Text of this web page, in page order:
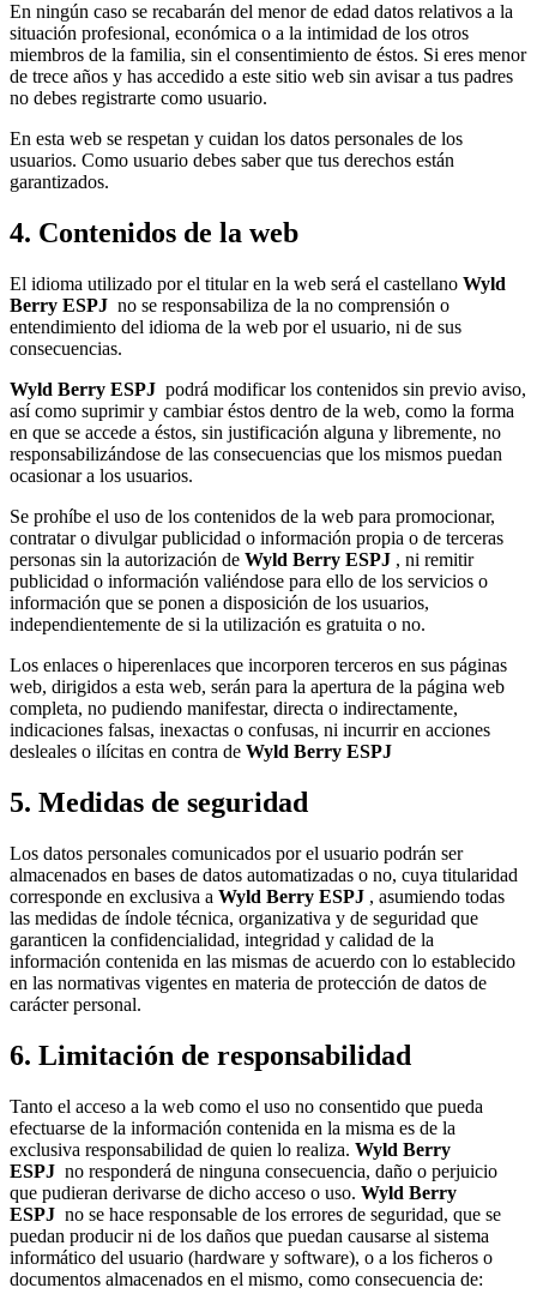
En ningún caso se recabarán del menor de edad datos relativos a la
situación profesional, económica o a la intimidad de los otros
miembros de la familia, sin el consentimiento de éstos. Si eres menor
de trece años y has accedido a este sitio web sin avisar a tus padres
no debes registrarte como usuario.
En esta web se respetan y cuidan los datos personales de los
usuarios. Como usuario debes saber que tus derechos están
garantizados.
4. Contenidos de la web
El idioma utilizado por el titular en la web será el castellano Wyld
Berry ESPJ no se responsabiliza de la no comprensión o
entendimiento del idioma de la web por el usuario, ni de sus
consecuencias.
Wyld Berry ESPJ podrá modificar los contenidos sin previo aviso,
así como suprimir y cambiar éstos dentro de la web, como la forma
en que se accede a éstos, sin justificación alguna y libremente, no
responsabilizándose de las consecuencias que los mismos puedan
ocasionar a los usuarios.
Se prohíbe el uso de los contenidos de la web para promocionar,
contratar o divulgar publicidad o información propia o de terceras
personas sin la autorización de Wyld Berry ESPJ , ni remitir
publicidad o información valiéndose para ello de los servicios o
información que se ponen a disposición de los usuarios,
independientemente de si la utilización es gratuita o no.
Los enlaces o hiperenlaces que incorporen terceros en sus páginas
web, dirigidos a esta web, serán para la apertura de la página web
completa, no pudiendo manifestar, directa o indirectamente,
indicaciones falsas, inexactas o confusas, ni incurrir en acciones
desleales o ilícitas en contra de Wyld Berry ESPJ
5. Medidas de seguridad
Los datos personales comunicados por el usuario podrán ser
almacenados en bases de datos automatizadas o no, cuya titularidad
corresponde en exclusiva a Wyld Berry ESPJ , asumiendo todas
las medidas de índole técnica, organizativa y de seguridad que
garanticen la confidencialidad, integridad y calidad de la
información contenida en las mismas de acuerdo con lo establecido
en las normativas vigentes en materia de protección de datos de
carácter personal.
6. Limitación de responsabilidad
Tanto el acceso a la web como el uso no consentido que pueda
efectuarse de la información contenida en la misma es de la
exclusiva responsabilidad de quien lo realiza. Wyld Berry
ESPJ no responderá de ninguna consecuencia, daño o perjuicio
que pudieran derivarse de dicho acceso o uso. Wyld Berry
ESPJ no se hace responsable de los errores de seguridad, que se
puedan producir ni de los daños que puedan causarse al sistema
informático del usuario (hardware y software), o a los ficheros o
documentos almacenados en el mismo, como consecuencia de: